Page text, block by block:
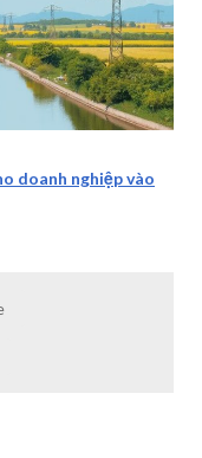
doanh nghiệp vào